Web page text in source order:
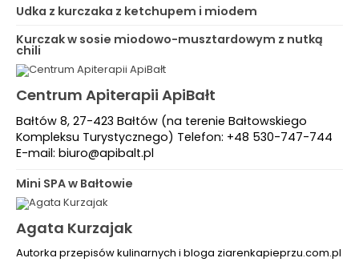
Udka z kurczaka z ketchupem i miodem
Kurczak w sosie miodowo-musztardowym z nutką
chili
Centrum Apiterapii ApiBałt
Bałtów 8, 27-423 Bałtów (na terenie Bałtowskiego
Kompleksu Turystycznego) Telefon: +48 530-747-744
E-mail: biuro@apibalt.pl
Mini SPA w Bałtowie
Agata Kurzajak
Autorka przepisów kulinarnych i bloga ziarenkapieprzu.com.pl